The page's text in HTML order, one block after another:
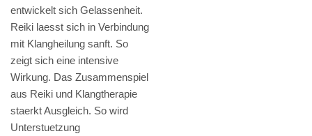
entwickelt sich Gelassenheit.
Reiki laesst sich in Verbindung
mit Klangheilung sanft. So
zeigt sich eine intensive
Wirkung. Das Zusammenspiel
aus Reiki und Klangtherapie
staerkt Ausgleich. So wird
Unterstuetzung